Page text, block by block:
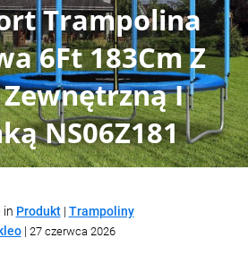
Trampolina
6Ft 183Cm Z
I
NS06Z181
in Produkt| Trampoliny
kleo| 27 czerwca 2026